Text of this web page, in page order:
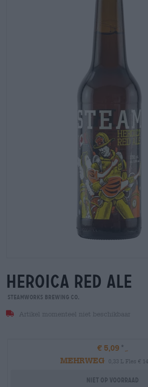
heroica red ale
Steamworks Brewing Co.
Artikel momenteel niet beschikbaar
€ 5,09
MEHRWEG
0,33 L Fles €
Niet op voorraad